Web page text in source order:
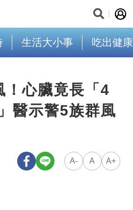
生活大小事 吃出健康
！心臟竟長「4
醫示警5族群風
A- A A+